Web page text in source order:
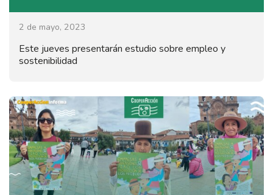
2 de mayo, 2023
Este jueves presentarán estudio sobre empleo y
sostenibilidad